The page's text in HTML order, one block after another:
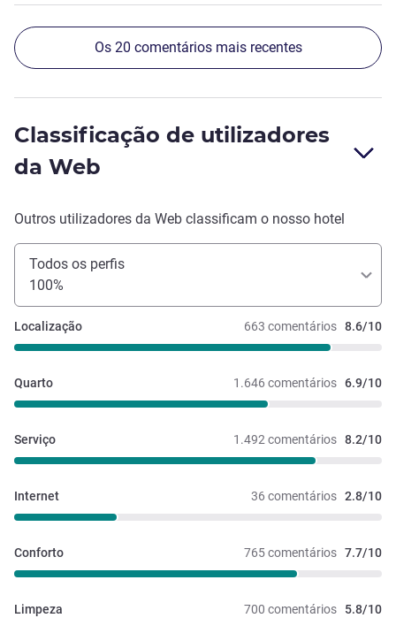
Os 20 comentários mais recentes
Classificação de utilizadores
da Web
Outros utilizadores da Web classificam o nosso hotel
Todos os perfis
100%
663 comentários 8.6/10
Localização
1.646 comentários 6.9/10
Quarto
1.492 comentários 8.2/10
Serviço
36 comentários 2.8/10
Internet
765 comentários 7.7/10
Conforto
700 comentários 5.8/10
Limpeza